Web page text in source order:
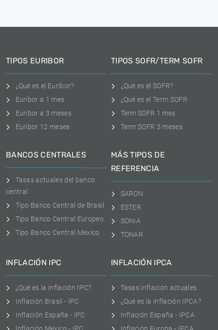
TIPOS EURIBOR
¿Qué es el Euribor?
Euribor a 1 mes
Euribor a 3 meses
Euríbor 12 meses
TIPOS SOFR/TERM SOFR
¿Qué es el SOFR?
¿Qué es el Term SOFR
Term SOFR 1 mes
Term SOFR 3 meses
BANCOS CENTRALES
Tasas actuales del banco
central
Tipo Banco Central de Brasil
Tipo Banco Central Europeo
Tipo Banco Central Mexico
MÁS TIPOS DE
REFERENCIA
SARON
ESTER
SONIA
TONAR
INFLACIÓN IPC
¿Qué es la inflación IPC?
Inflación Brasil - IPC
Inflación España - IPC
INFLACIÓN IPCA
Tasas inflación actuales
¿Qué es la inflación IPCA?
Inflación España - IPCA